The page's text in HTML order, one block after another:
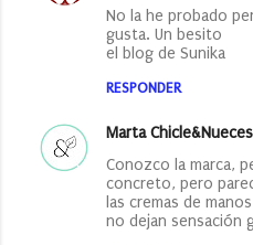
No la he probado
gusta. Un besito
el blog de Sunika
RESPONDER
Marta Chicle&Nueces
Conozco la marca,
concreto, pero
las cremas de
no dejan sensación